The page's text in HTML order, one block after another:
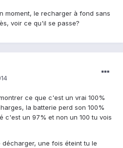
moment, le recharger à fond sans
voir ce qu'il se passe?
ce que c'est un vrai 100%
la batterie perd son 100%
c'est un 97% et non un 100 tu vois
une fois éteint tu le